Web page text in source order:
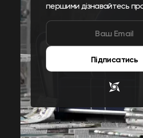
першими дізнавайтесь
Підписатись